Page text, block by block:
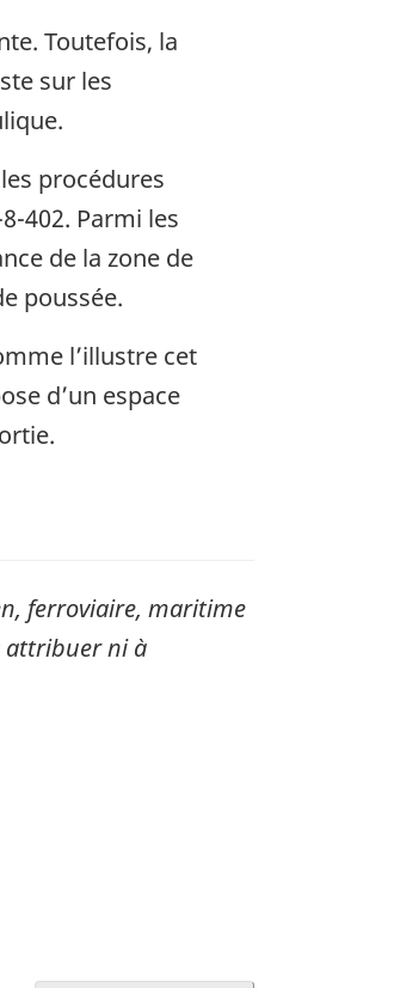
Toutefois, la
sur les
procédures
402. Parmi les
de la zone de
poussée.
l’illustre cet
d’un espace
ferroviaire, maritime
attribuer ni à